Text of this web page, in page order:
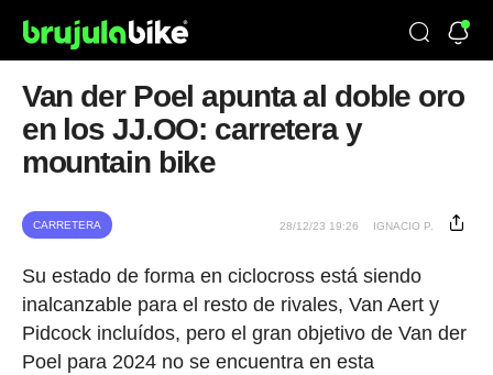
Van der Poel apunta al doble oro
en los JJ.OO: carretera y
mountain bike
CARRETERA 28/12/23 19:26 IGNACIO P.
Su estado de forma en ciclocross está siendo
inalcanzable para el resto de rivales, Van Aert y
Pidcock incluídos, pero el gran objetivo de Van der
Poel para 2024 no se encuentra en esta